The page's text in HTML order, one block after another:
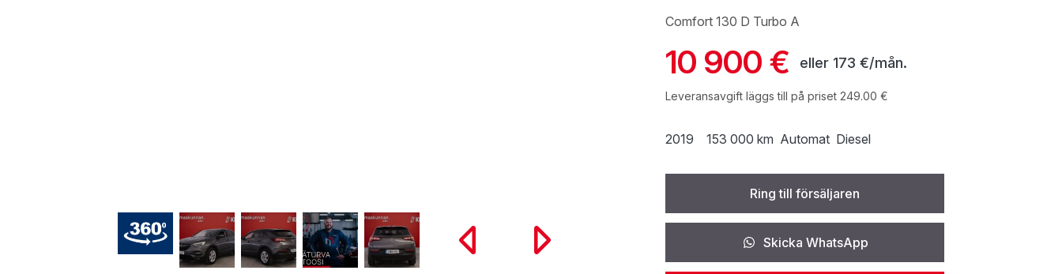
Comfort 130 D Turbo A
10 900 € eller173 €/mån.
Leveransavgift läggs till på priset 249.00 €
2019 153 000 km Automat Diesel
Ring till försäljaren
Skicka WhatsApp